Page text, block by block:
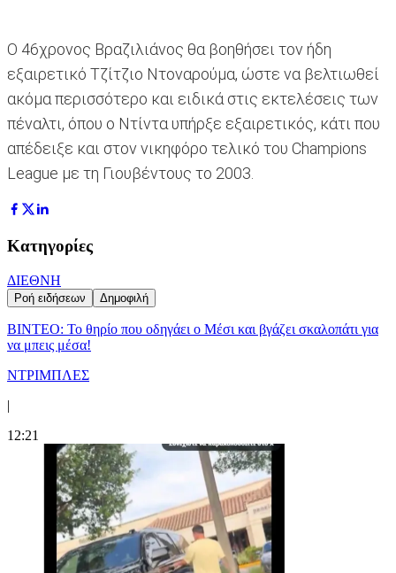
Ο 46χρονος Βραζιλιάνος θα βοηθήσει τον ήδη
εξαιρετικό Τζίτζιο Ντοναρούμα, ώστε να βελτιωθεί
ακόμα περισσότερο και ειδικά στις εκτελέσεις των
πέναλτι, όπου ο Ντίντα υπήρξε εξαιρετικός, κάτι που
απέδειξε και στον νικηφόρο τελικό του Champions
League με τη Γιουβέντους το 2003.
Κατηγορίες
ΔΙΕΘΝΗ
Ροή ειδήσεων Δημοφιλή
ΒΙΝΤΕΟ: Το θηρίο που οδηγάει ο Μέσι και βγάζει σκαλοπάτι για
να μπεις μέσα!
ΝΤΡΙΜΠΛΕΣ
|
12:21